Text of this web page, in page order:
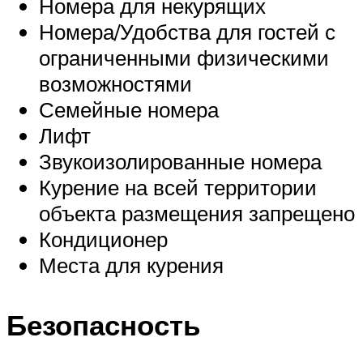
Номера для некурящих
Номера/Удобства для гостей с
ограниченными физическими
возможностями
Семейные номера
Лифт
Звукоизолированные номера
Курение на всей территории
объекта размещения запрещено
Кондиционер
Места для курения
Безопасность